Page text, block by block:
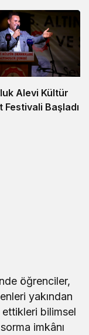
Alevi Kültür
Festivali Başladı
öğrenciler,
yakından
ettikleri bilimsel
imkânı